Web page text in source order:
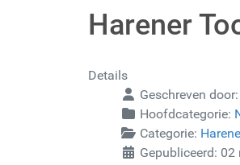
Harener
Details
Geschreven door:
Hoofdcategorie:
Categorie:
Gepubliceerd: